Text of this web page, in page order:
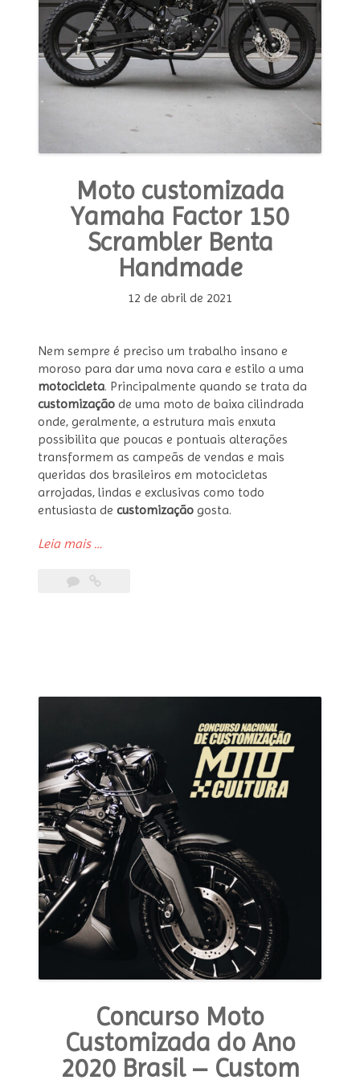
Moto customizada
Yamaha Factor 150
Scrambler Benta
Handmade
12 de abril de 2021
Nem sempre é preciso um trabalho insano e
moroso para dar uma nova cara e estilo a uma
motocicleta. Principalmente quando se trata da
customização de uma moto de baixa cilindrada
onde, geralmente, a estrutura mais enxuta
possibilita que poucas e pontuais alterações
transformem as campeãs de vendas e mais
queridas dos brasileiros em motocicletas
arrojadas, lindas e exclusivas como todo
entusiasta de customização gosta.
Leia mais
Yamaha
…
Concurso Moto
Customizada do Ano
2020 Brasil – Custom